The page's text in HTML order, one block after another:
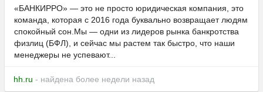
«БАНКИРРО» — это не просто юридическая компания, это
команда, которая с 2016 года буквально возвращает людям
спокойный сон.Мы — одни из лидеров рынка банкротства
физлиц (БФЛ), и сейчас мы растем так быстро, что наши
менеджеры не успевают...
hh.ru - найдена более недели назад